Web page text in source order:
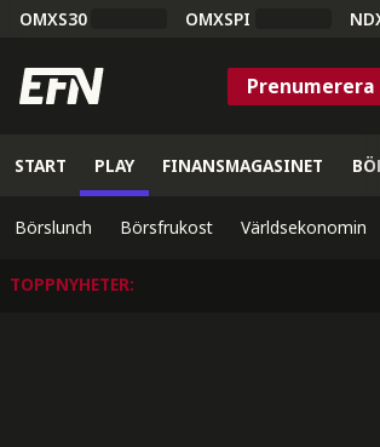
OMXS30 OMXSPI
Prenumerera
START PLAY FINANSMAGASINET
Börslunch Börsfrukost Världsekonomin
TOPPNYHETER: